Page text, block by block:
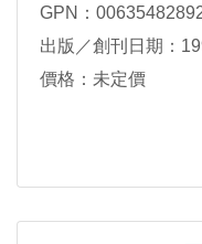
GPN：
出版／創刊日期：
價格：未定價